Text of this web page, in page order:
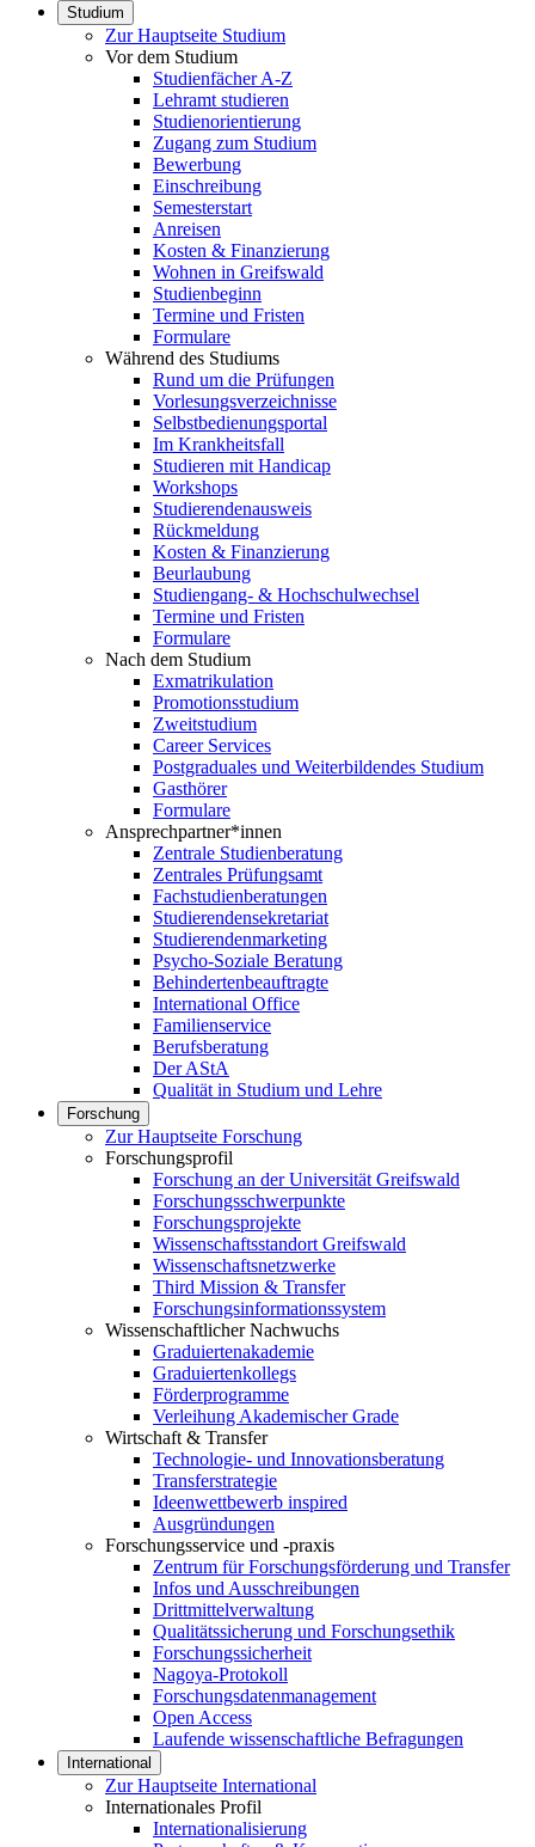
Studium
Zur Hauptseite Studium
Vor dem Studium
Studienfächer A-Z
Lehramt studieren
Studienorientierung
Zugang zum Studium
Bewerbung
Einschreibung
Semesterstart
Anreisen
Kosten & Finanzierung
Wohnen in Greifswald
Studienbeginn
Termine und Fristen
Formulare
Während des Studiums
Rund um die Prüfungen
Vorlesungsverzeichnisse
Selbstbedienungsportal
Im Krankheitsfall
Studieren mit Handicap
Workshops
Studierendenausweis
Rückmeldung
Kosten & Finanzierung
Beurlaubung
Studiengang- & Hochschulwechsel
Termine und Fristen
Formulare
Nach dem Studium
Exmatrikulation
Promotionsstudium
Zweitstudium
Career Services
Postgraduales und Weiterbildendes Studium
Gasthörer
Formulare
Ansprechpartner*innen
Zentrale Studienberatung
Zentrales Prüfungsamt
Fachstudienberatungen
Studierendensekretariat
Studierendenmarketing
Psycho-Soziale Beratung
Behindertenbeauftragte
International Office
Familienservice
Berufsberatung
Der AStA
Qualität in Studium und Lehre
Forschung
Zur Hauptseite Forschung
Forschungsprofil
Forschung an der Universität Greifswald
Forschungsschwerpunkte
Forschungsprojekte
Wissenschaftsstandort Greifswald
Wissenschaftsnetzwerke
Third Mission & Transfer
Forschungsinformationssystem
Wissenschaftlicher Nachwuchs
Graduiertenakademie
Graduiertenkollegs
Förderprogramme
Verleihung Akademischer Grade
Wirtschaft & Transfer
Technologie- und Innovationsberatung
Transferstrategie
Ideenwettbewerb inspired
Ausgründungen
Forschungsservice und -praxis
Zentrum für Forschungsförderung und Transfer
Infos und Ausschreibungen
Drittmittelverwaltung
Qualitätssicherung und Forschungsethik
Forschungssicherheit
Nagoya-Protokoll
Forschungsdatenmanagement
Open Access
Laufende wissenschaftliche Befragungen
International
Zur Hauptseite International
Internationales Profil
Internationalisierung